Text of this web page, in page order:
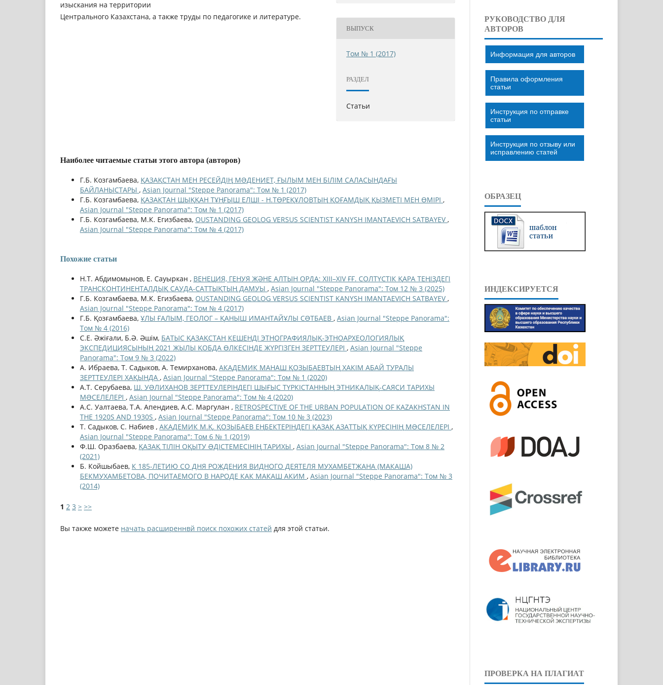
изыскания на территории
Центрального Казахстана, а также труды по педагогике и литературе.
ВЫПУСК
Том № 1 (2017)
РАЗДЕЛ
Статьи
Наиболее читаемые статьи этого автора (авторов)
Г.Б. Козгамбаева, ҚАЗАҚСТАН МЕН РЕСЕЙДІҢ МƏДЕНИЕТ, ҒЫЛЫМ МЕН БІЛІМ САЛАСЫНДАҒЫ
БАЙЛАНЫСТАРЫ , Asian Journal "Steppe Panorama": Том № 1 (2017)
Г.Б. Козгамбаева, ҚАЗАҚТАН ШЫҚҚАН ТҰҢҒЫШ ЕЛШІ - Н.ТӨРЕҚҰЛОВТЫҢ ҚОҒАМДЫҚ ҚЫЗМЕТІ МЕН ӨМІРІ ,
Asian Journal "Steppe Panorama": Том № 1 (2017)
Г.Б. Козгамбаева, М.К. Егизбаева, OUSTANDING GEOLOG VERSUS SCIENTIST KANYSH IMANTAEVICH SATBAYEV,
Asian Journal "Steppe Panorama": Том № 4 (2017)
Похожие статьи
Н.Т. Абдимомынов, Е. Сауыркан , ВЕНЕЦИЯ, ГЕНУЯ ЖӘНЕ АЛТЫН ОРДА: XIII–XIV ҒҒ. СОЛТҮСТІК ҚАРА ТЕҢІЗДЕГІ
ТРАНСКОНТИНЕНТАЛДЫҚ САУДА-САТТЫҚТЫҢ ДАМУЫ , Asian Journal "Steppe Panorama": Том 12 № 3 (2025)
Г.Б. Козгамбаева, М.К. Егизбаева, OUSTANDING GEOLOG VERSUS SCIENTIST KANYSH IMANTAEVICH SATBAYEV,
Asian Journal "Steppe Panorama": Том № 4 (2017)
Г.Б. Қозғамбаева, ҰЛЫ ҒАЛЫМ, ГЕОЛОГ – ҚАНЫШ ИМАНТАЙҰЛЫ СƏТБАЕВ , Asian Journal "Steppe Panorama":
Том № 4 (2016)
С.Е. Әжіғали, Б.Ә. Әшім, БАТЫС ҚАЗАҚСТАН КЕШЕНДІ ЭТНОГРАФИЯЛЫҚ-ЭТНОАРХЕОЛОГИЯЛЫҚ
ЭКСПЕДИЦИЯСЫНЫҢ 2021 ЖЫЛЫ ҚОБДА ӨЛКЕСІНДЕ ЖҮРГІЗГЕН ЗЕРТТЕУЛЕРІ , Asian Journal "Steppe
Panorama": Том 9 № 3 (2022)
А. Ибраева, Т. Садыков, А. Темирханова, АКАДЕМИК МАНАШ ҚОЗЫБАЕВТЫҢ ХАКІМ АБАЙ ТУРАЛЫ
ЗЕРТТЕУЛЕРІ ХАҚЫНДА , Asian Journal "Steppe Panorama": Том № 1 (2020)
А.Т. Серубаева, Ш. УƏЛИХАНОВ ЗЕРТТЕУЛЕРІНДЕГІ ШЫҒЫС ТҮРКІСТАННЫҢ ЭТНИКАЛЫҚ-САЯСИ ТАРИХЫ
МƏСЕЛЕЛЕРІ , Asian Journal "Steppe Panorama": Том № 4 (2020)
А.С. Уалтаева, Т.А. Апендиев, А.С. Маргулан , RETROSPECTIVE OF THE URBAN POPULATION OF KAZAKHSTAN IN
THE 1920S AND 1930S , Asian Journal "Steppe Panorama": Том 10 № 3 (2023)
Т. Садыков, С. Набиев , АКАДЕМИК М.Қ. ҚОЗЫБАЕВ ЕҢБЕКТЕРІНДЕГІ ҚАЗАҚ АЗАТТЫҚ КҮРЕСІНІҢ МƏСЕЛЕЛЕРІ ,
Asian Journal "Steppe Panorama": Том 6 № 1 (2019)
Ф.Ш. Оразбаева, ҚАЗАҚ ТІЛІН ОҚЫТУ ƏДІСТЕМЕСІНІҢ ТАРИХЫ , Asian Journal "Steppe Panorama": Том 8 № 2
(2021)
Б. Койшыбаев, К 185-ЛЕТИЮ СО ДНЯ РОЖДЕНИЯ ВИДНОГО ДЕЯТЕЛЯ МУХАМБЕТЖАНА (МАКАША)
БЕКМУХАМБЕТОВА, ПОЧИТАЕМОГО В НАРОДЕ КАК МАКАШ АКИМ , Asian Journal "Steppe Panorama": Том № 3
(2014)
1 2 3 > >>
Вы также можете начать расширеннвй поиск похожих статей для этой статьи.
РУКОВОДСТВО ДЛЯ
АВТОРОВ
Информация для авторов
Правила оформления
статьи
Инструкция по отправке
статьи
Инструкция по отзыву или
исправлению статей
ОБРАЗЕЦ
ИНДЕКСИРУЕТСЯ
ПРОВЕРКА НА ПЛАГИАТ